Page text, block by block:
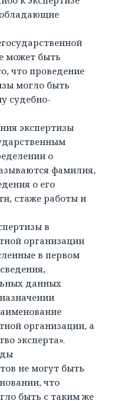
может быть
что проведение
могло быть
судебно-
экспертизы
о
фамилия,
о его
стаже работы и
в
организации
в первом
данных
организации, а
эксперта».
не могут быть
что
быть с таким же